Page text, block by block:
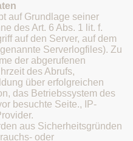
auf Grundlage seiner
des Art. 6 Abs. 1 lit. f.
auf den Server, auf dem
Serverlogfiles). Zu
der abgerufenen
des Abrufs,
über erfolgreichen
das Betriebssystem des
besuchte Seite., IP-
aus Sicherheitsgründen
oder